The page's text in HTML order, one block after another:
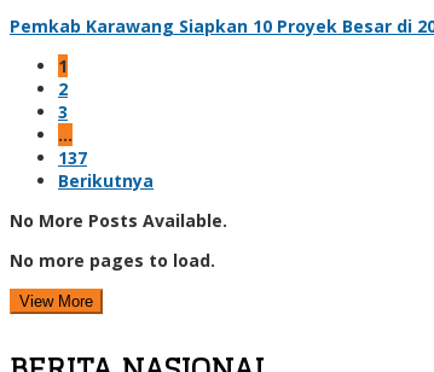
Pemkab Karawang Siapkan 10 Proyek Besar di
1
2
3
…
137
Berikutnya
No More Posts Available.
No more pages to load.
View More